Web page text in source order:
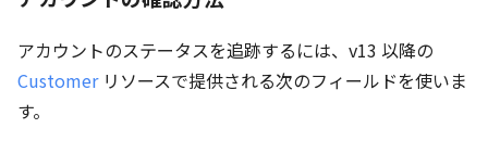
アカウントのステータスを追跡するには、v13 以降の
Customerリソースで提供される次のフィールドを使いま
す。